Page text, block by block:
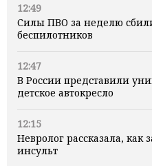
12:49
Силы ПВО за неделю
беспилотников
12:47
В России представили
детское автокресло
12:15
Невролог рассказала, как
инсульт